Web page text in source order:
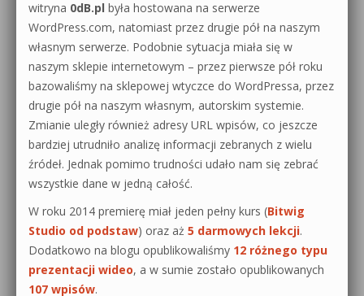
witryna 0dB.pl była hostowana na serwerze
WordPress.com, natomiast przez drugie pół na naszym
własnym serwerze. Podobnie sytuacja miała się w
naszym sklepie internetowym – przez pierwsze pół roku
bazowaliśmy na sklepowej wtyczce do WordPressa, przez
drugie pół na naszym własnym, autorskim systemie.
Zmianie uległy również adresy URL wpisów, co jeszcze
bardziej utrudniło analizę informacji zebranych z wielu
źródeł. Jednak pomimo trudności udało nam się zebrać
wszystkie dane w jedną całość.
W roku 2014 premierę miał jeden pełny kurs (Bitwig
Studio od podstaw) oraz aż 5 darmowych lekcji.
Dodatkowo na blogu opublikowaliśmy 12 różnego typu
prezentacji wideo, a w sumie zostało opublikowanych
107 wpisów.